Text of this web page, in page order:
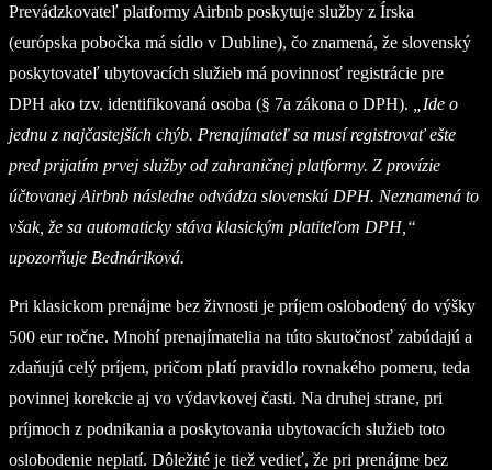
Prevádzkovateľ platformy Airbnb poskytuje služby z Írska
(európska pobočka má sídlo v Dubline), čo znamená, že slovenský
poskytovateľ ubytovacích služieb má povinnosť registrácie pre
DPH ako tzv. identifikovaná osoba (§ 7a zákona o DPH).
„Ide o
jednu z najčastejších chýb. Prenajímateľ sa musí registrovať ešte
pred prijatím prvej služby od zahraničnej platformy. Z provízie
účtovanej Airbnb následne odvádza slovenskú DPH. Neznamená to
však, že sa automaticky stáva klasickým platiteľom DPH,“
upozorňuje Bednáriková.
Pri klasickom prenájme bez živnosti je príjem oslobodený do výšky
500 eur ročne. Mnohí prenajímatelia na túto skutočnosť zabúdajú a
zdaňujú celý príjem, pričom platí pravidlo rovnakého pomeru, teda
povinnej korekcie aj vo výdavkovej časti. Na druhej strane, pri
príjmoch z podnikania a poskytovania ubytovacích služieb toto
oslobodenie neplatí. Dôležité je tiež vedieť, že pri prenájme bez